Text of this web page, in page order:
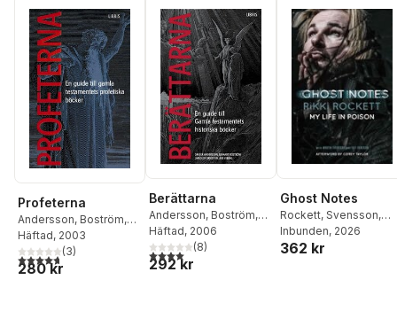
Profeterna
Andersson, Boström,
Eriksson,Viberg
Häftad, 2003
4,7utav 5 stjärnor. Totalt antal röster:
(3)
280 kr
Berättarna
Andersson, Boström,
Eriksson,Viberg
Häftad, 2006
4,0utav 5 stjärnor. Totalt antal röster:
(8)
292 kr
Ghost Notes
Rockett, Svensson,
Eriksson
Inbunden, 2026
362 kr